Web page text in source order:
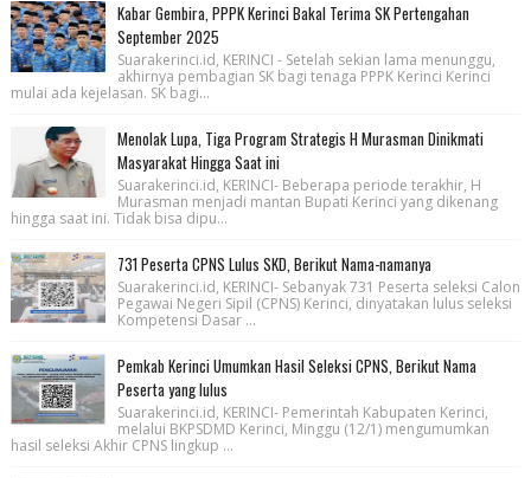
Kabar Gembira, PPPK Kerinci Bakal Terima SK Pertengahan
September 2025
Suarakerinci.id, KERINCI - Setelah sekian lama menunggu,
akhirnya pembagian SK bagi tenaga PPPK Kerinci Kerinci
mulai ada kejelasan. SK bagi...
Menolak Lupa, Tiga Program Strategis H Murasman Dinikmati
Masyarakat Hingga Saat ini
Suarakerinci.id, KERINCI- Beberapa periode terakhir, H
Murasman menjadi mantan Bupati Kerinci yang dikenang
hingga saat ini. Tidak bisa dipu...
731 Peserta CPNS Lulus SKD, Berikut Nama-namanya
Suarakerinci.id, KERINCI- Sebanyak 731 Peserta seleksi Calon
Pegawai Negeri Sipil (CPNS) Kerinci, dinyatakan lulus seleksi
Kompetensi Dasar ...
Pemkab Kerinci Umumkan Hasil Seleksi CPNS, Berikut Nama
Peserta yang lulus
Suarakerinci.id, KERINCI- Pemerintah Kabupaten Kerinci,
melalui BKPSDMD Kerinci, Minggu (12/1) mengumumkan
hasil seleksi Akhir CPNS lingkup ...